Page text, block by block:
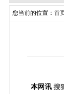
您当前的位置： 首
本网讯 搜